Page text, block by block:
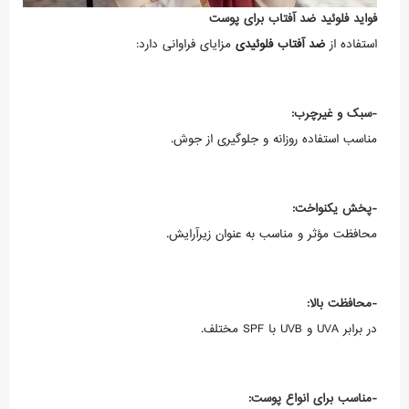
فواید فلوئید ضد آفتاب برای پوست
استفاده از ضد آفتاب فلوئیدی مزایای فراوانی دارد:
-سبک و غیرچرب:
مناسب استفاده روزانه و جلوگیری از جوش.
-پخش یکنواخت:
محافظت مؤثر و مناسب به عنوان زیرآرایش.
-محافظت بالا:
در برابر UVA و UVB با SPF مختلف.
-مناسب برای انواع پوست: